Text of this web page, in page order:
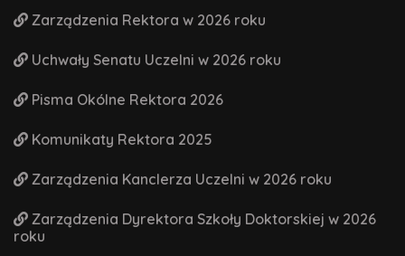
Zarządzenia Rektora w 2026 roku
Uchwały Senatu Uczelni w 2026 roku
Pisma Okólne Rektora 2026
Komunikaty Rektora 2025
Zarządzenia Kanclerza Uczelni w 2026 roku
Zarządzenia Dyrektora Szkoły Doktorskiej w 2026
roku